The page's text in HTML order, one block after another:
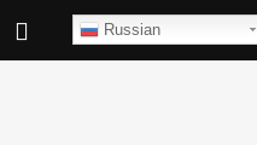
Russian